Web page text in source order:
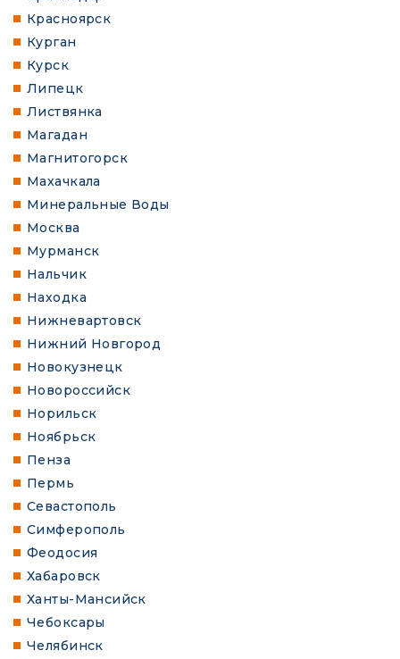
Красноярск
Курган
Курск
Липецк
Листвянка
Магадан
Магнитогорск
Махачкала
Минеральные Воды
Москва
Мурманск
Нальчик
Находка
Нижневартовск
Нижний Новгород
Новокузнецк
Новороссийск
Норильск
Ноябрьск
Пенза
Пермь
Севастополь
Симферополь
Феодосия
Хабаровск
Ханты-Мансийск
Чебоксары
Челябинск